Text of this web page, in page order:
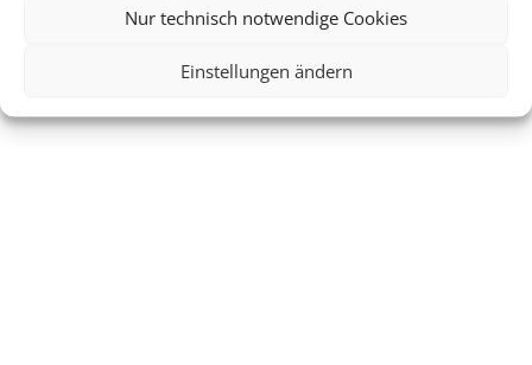
Nur technisch notwendige Cookies
Einstellungen ändern